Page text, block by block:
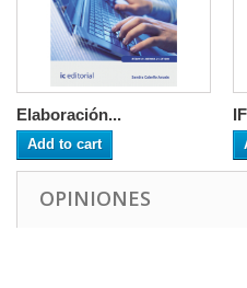
Elaboración...
Add to cart
OPINIONES